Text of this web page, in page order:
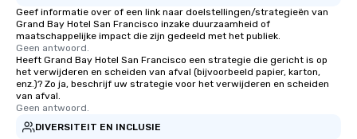
Geef informatie over of een link naar doelstellingen/strategieën van
Grand Bay Hotel San Francisco inzake duurzaamheid of
maatschappelijke impact die zijn gedeeld met het publiek.
Geen antwoord.
Heeft Grand Bay Hotel San Francisco een strategie die gericht is op
het verwijderen en scheiden van afval (bijvoorbeeld papier, karton,
enz.)? Zo ja, beschrijf uw strategie voor het verwijderen en scheiden
van afval.
Geen antwoord.
DIVERSITEIT EN INCLUSIE